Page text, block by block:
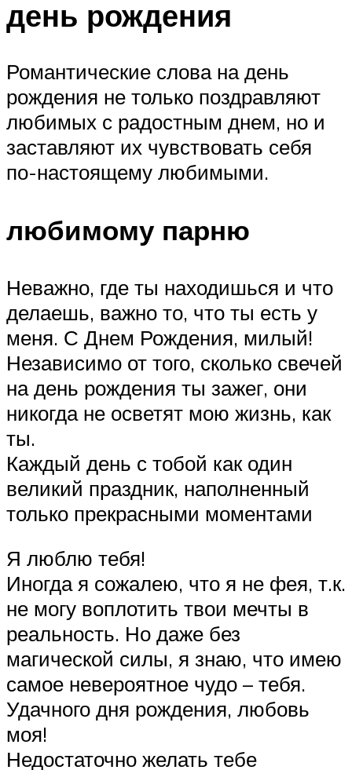
день рождения
Романтические слова на день
рождения не только поздравляют
любимых с радостным днем, но и
заставляют их чувствовать себя
по-настоящему любимыми.
любимому парню
Неважно, где ты находишься и что
делаешь, важно то, что ты есть у
меня. С Днем Рождения, милый!
Независимо от того, сколько свечей
на день рождения ты зажег, они
никогда не осветят мою жизнь, как
ты.
Каждый день с тобой как один
великий праздник, наполненный
только прекрасными моментами
Я люблю тебя!
Иногда я сожалею, что я не фея, т.к.
не могу воплотить твои мечты в
реальность. Но даже без
магической силы, я знаю, что имею
самое невероятное чудо – тебя.
Удачного дня рождения, любовь
моя!
Недостаточно желать тебе